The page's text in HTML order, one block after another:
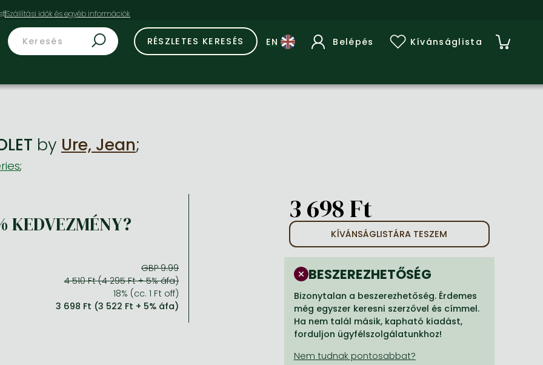
RÉSZLETES KERESÉS Belépés Kívánságlista
by Ure, Jean;
;
KEDVEZMÉNY?
GBP 9.99
4 510 Ft (4 295 Ft + 5% áfa)
18% (cc. 1 Ft off)
3 698 Ft (3 522 Ft + 5% áfa)
3 698 Ft
KÍVÁNSÁGLISTÁRA TESZEM
BESZEREZHETŐSÉG
Bizonytalan a beszerezhetőség. Érdemes
még egyszer keresni szerzővel és címmel.
Ha nem talál másik, kapható kiadást,
forduljon ügyfélszolgálatunkhoz!